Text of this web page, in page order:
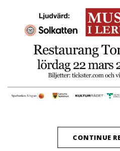
CONTINUE